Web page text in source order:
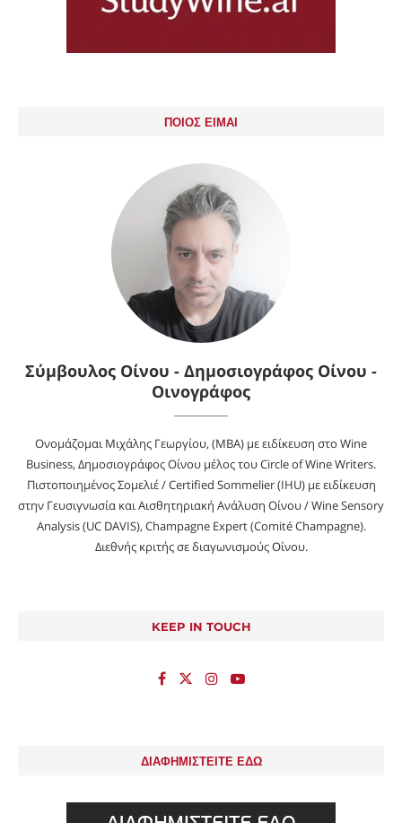
ΠΟΙΟΣ ΕΙΜΑΙ
Σύμβουλος Οίνου - Δημοσιογράφος Οίνου -
Οινογράφος
Ονομάζομαι Μιχάλης Γεωργίου, (MBA) με ειδίκευση στο Wine
Business, Δημοσιογράφος Οίνου μέλος του Circle of Wine Writers.
Πιστοποιημένος Σομελιέ / Certified Sommelier (IHU) με ειδίκευση
στην Γευσιγνωσία και Αισθητηριακή Ανάλυση Οίνου / Wine Sensory
Analysis (UC DAVIS), Champagne Expert (Comité Champagne).
Διεθνής κριτής σε διαγωνισμούς Οίνου.
KEEP IN TOUCH
ΔΙΑΦΗΜΙΣΤΕΙΤΕ ΕΔΩ